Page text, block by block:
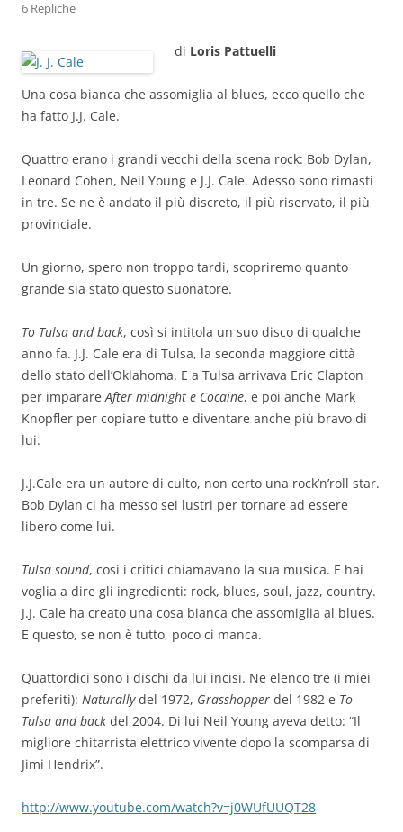
6 Repliche
di Loris Pattuelli
Una cosa bianca che assomiglia al blues, ecco quello che
ha fatto J.J. Cale.
Quattro erano i grandi vecchi della scena rock: Bob Dylan,
Leonard Cohen, Neil Young e J.J. Cale. Adesso sono rimasti
in tre. Se ne è andato il più discreto, il più riservato, il più
provinciale.
Un giorno, spero non troppo tardi, scopriremo quanto
grande sia stato questo suonatore.
To Tulsa and back, così si intitola un suo disco di qualche
anno fa. J.J. Cale era di Tulsa, la seconda maggiore città
dello stato dell’Oklahoma. E a Tulsa arrivava Eric Clapton
per imparareAfter midnight e Cocaine, e poi anche Mark
Knopfler per copiare tutto e diventare anche più bravo di
lui.
J.J.Cale era un autore di culto, non certo una rock’n’roll star.
Bob Dylan ci ha messo sei lustri per tornare ad essere
libero come lui.
Tulsa sound, così i critici chiamavano la sua musica. E hai
voglia a dire gli ingredienti: rock, blues, soul, jazz, country.
J.J. Cale ha creato una cosa bianca che assomiglia al blues.
E questo, se non è tutto, poco ci manca.
Quattordici sono i dischi da lui incisi. Ne elenco tre (i miei
preferiti): Naturallydel 1972, Grasshopper del 1982 e To
Tulsa and back del 2004. Di lui Neil Young aveva detto: “Il
migliore chitarrista elettrico vivente dopo la scomparsa di
Jimi Hendrix”.
http://www.youtube.com/watch?v=j0WUfUUQT28